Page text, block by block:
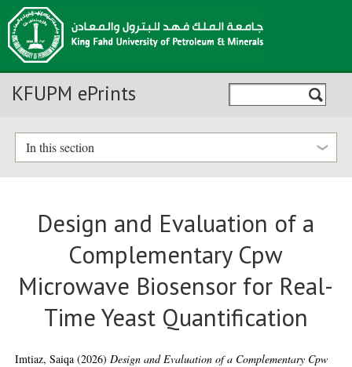
KFUPM ePrints
In this section
Design and Evaluation of a
Complementary Cpw
Microwave Biosensor for Real-
Time Yeast Quantification
Imtiaz, Saiqa (2026)Design and Evaluation of a Complementary Cpw